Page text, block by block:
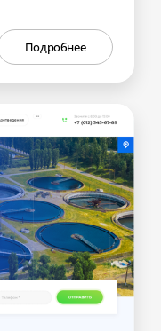
Подробнее